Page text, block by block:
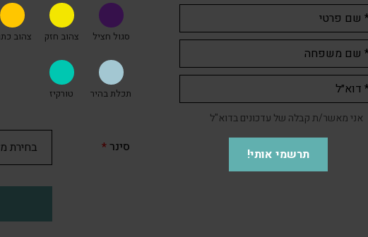
סגול חציל צהוב חזק צהוב
תכלת בהיר טורקיז
סינר*
אני מאשר/ת קבלה של עדכונים בדוא"ל
תרשמי אותי!